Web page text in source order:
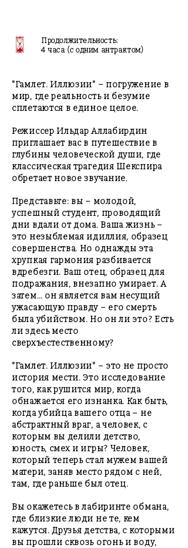
Продолжительность:
4 часа (с одним антрактом)
"Гамлет. Иллюзии" – погружение в
мир, где реальность и безумие
сплетаются в единое целое.
Режиссер Ильдар Аллабирдин
приглашает вас в путешествие в
глубины человеческой души, где
классическая трагедия Шекспира
обретает новое звучание.
Представьте: вы – молодой,
успешный студент, проводящий
дни вдали от дома. Ваша жизнь –
это незыблемая идиллия, образец
совершенства. Но однажды эта
хрупкая гармония разбивается
вдребезги. Ваш отец, образец для
подражания, внезапно умирает. А
затем… он является вам несущий
ужасающую правду – его смерть
была убийством. Но он ли это? Есть
ли здесь место
сверхъестественному?
"Гамлет. Иллюзии" – это не просто
история мести. Это исследование
того, как рушится мир, когда
обнажается его изнанка. Как быть,
когда убийца вашего отца – не
абстрактный враг, а человек, с
которым вы делили детство,
юность, смех и игры? Человек,
который теперь стал мужем вашей
матери, заняв место рядом с ней,
там, где раньше был отец.
Вы окажетесь в лабиринте обмана,
где близкие люди не те, кем
кажутся. Друзья детства, с которыми
вы прошли сквозь огонь и воду,